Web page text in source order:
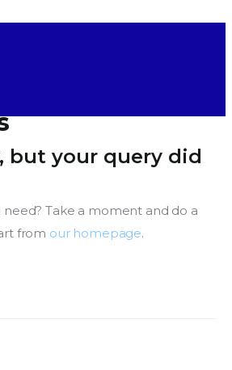
but your query did
need? Take a moment and do a
from our homepage.